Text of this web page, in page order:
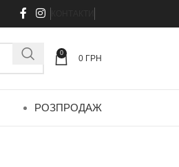
0
0 ГРН
РОЗПРОДАЖ